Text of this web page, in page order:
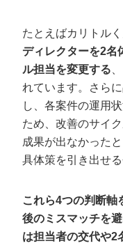
たとえばカリトルく
ディレクターを2名
ル担当を変更する
れています。さら
し、各案件の運用
ため、改善のサイ
成果が出なかった
具体策を引き出せ
これら4つの判断軸
後のミスマッチを
は担当者の交代や2